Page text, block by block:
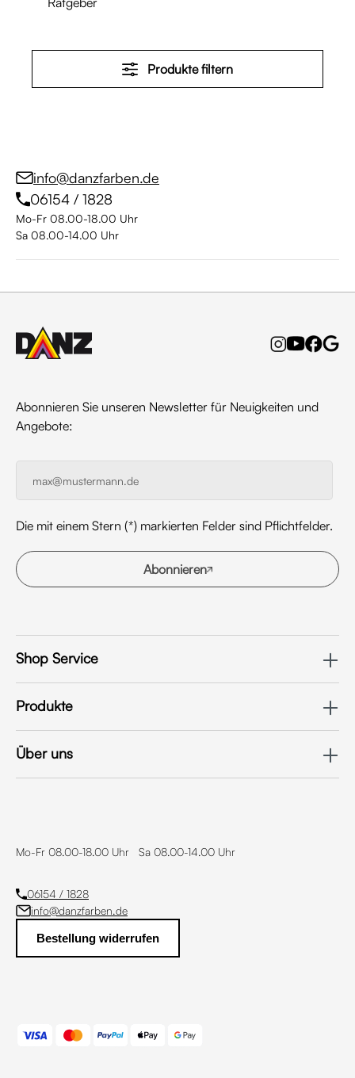
Produkte filtern
info@danzfarben.de
06154 / 1828
Mo-Fr 08.00-18.00 Uhr
Sa 08.00-14.00 Uhr
Mo-Fr 08.00-18.00 Uhr Sa 08.00-14.00 Uhr
06154 / 1828
info@danzfarben.de
Bestellung widerrufen
Shop Service
Produkte
Über uns
Abonnieren Sie unseren Newsletter für Neuigkeiten und
Angebote:
Die mit einem Stern (*) markierten Felder sind Pflichtfelder.
Abonnieren